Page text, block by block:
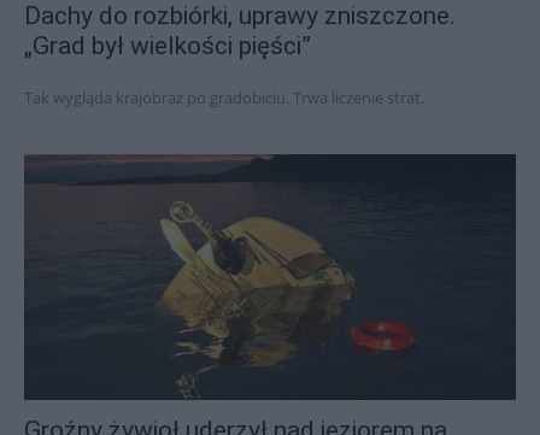
Dachy do rozbiórki, uprawy zniszczone.
„Grad był wielkości pięści”
Tak wygląda krajobraz po gradobiciu. Trwa liczenie strat.